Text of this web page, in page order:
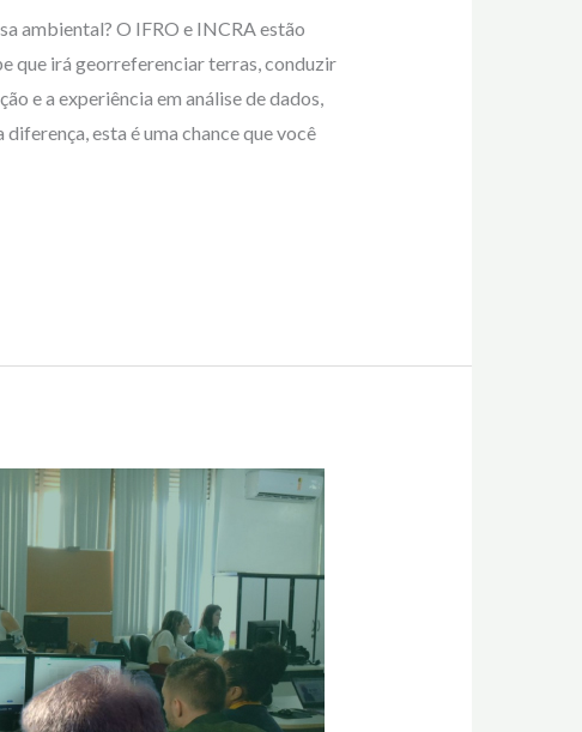
ambiental? O IFRO e INCRA estão
que irá georreferenciar terras, conduzir
e a experiência em análise de dados,
esta é uma chance que você